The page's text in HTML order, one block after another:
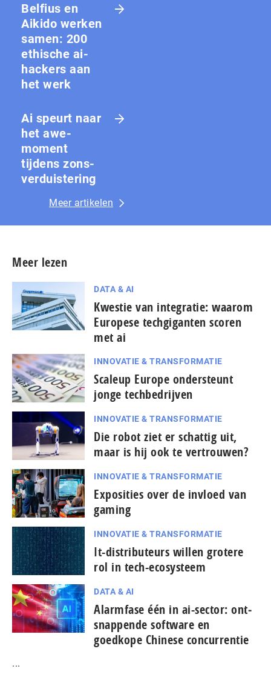
Belfius en
Aikido werken
samen: 200
ethische ai-
hackers aan
het werk
Ai speurt naar
het awe-
moment
tijdens zons­
ver­duis­te­ring
Meer artikelen
Meer lezen
DATA & AI
Kwestie van integratie: waarom
Europese techgiganten scoren
met ai
INNOVATIE & TRANSFORMATIE
Scaleup Europe ondersteunt
jonge techbedrijven
INNOVATIE & TRANSFORMATIE
Die robot ziet er schattig uit,
maar is hij ook te vertrouwen?
INNOVATIE & TRANSFORMATIE
Exposities over de invloed van
gaming
INNOVATIE & TRANSFORMATIE
It-dis­tri­bu­teurs willen grotere
rol in tech-ecosysteem
DATA & AI
Alarmfase één in ai-sector: ont­
snap­pen­de software en
goedkope Chinese con­cur­ren­tie
...